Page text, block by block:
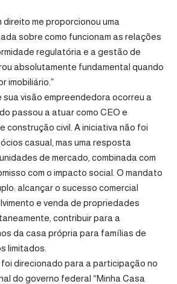
direito me proporcionou uma
sobre como funcionam as relações
regulatória e a gestão de
absolutamente fundamental quando
imobiliário.”
visão empreendedora ocorreu a
passou a atuar como CEO e
construção civil. A iniciativa não foi
casual, mas uma resposta
de mercado, combinada com
com o impacto social. O mandato
alcançar o sucesso comercial
e venda de propriedades
contribuir para a
da casa própria para famílias de
limitados.
direcionado para a participação no
do governo federal “Minha Casa